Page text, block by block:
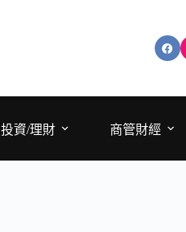
投資/理財 商管財經